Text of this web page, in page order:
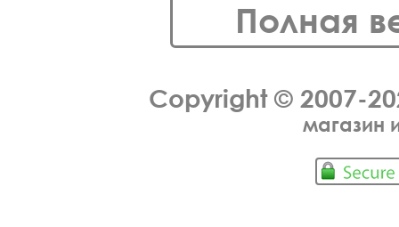
Полная
Copyright © 2007-
магазин